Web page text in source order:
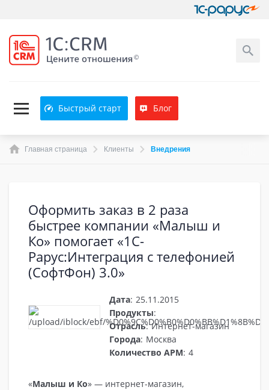
Быстрый старт Блог
Главная страница Клиенты Внедрения
Оформить заказ в 2 раза
быстрее компании «Малыш и
Ко» помогает «1С-
Рарус:Интеграция с телефонией
(СофтФон) 3.0»
Дата: 25.11.2015
Продукты:
Отрасль: Интернет-магазин
Города: Москва
Количество АРМ: 4
«Малыш и Ко» — интернет-магазин,